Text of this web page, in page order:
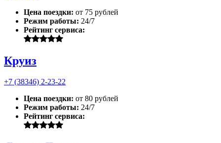
Цена поездки: от 75 рублей
Режим работы: 24/7
Рейтинг сервиса:
Круиз
+7 (38346) 2-23-22
Цена поездки: от 80 рублей
Режим работы: 24/7
Рейтинг сервиса: